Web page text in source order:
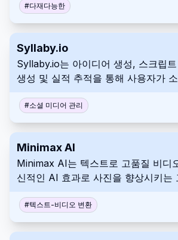
#다재다능한
Syllaby.io
Syllaby.io는 아이디어 생성, 스크립
생성 및 실적 추적을 통해 사용자가
플랫폼입니다.
#소셜 미디어 관리
Minimax AI
Minimax AI는 텍스트로 고품질 비디
신적인 AI 효과로 사진을 향상시키는
#텍스트-비디오 변환